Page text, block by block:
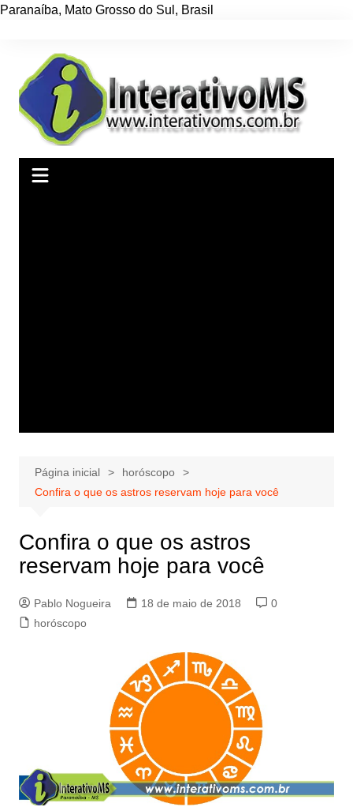
Paranaíba, Mato Grosso do Sul , Brasil
conteúdo
Página inicial
horóscopo
Confira o que os astros reservam hoje para você
Confira o que os astros
reservam hoje para você
Pablo Nogueira 18 de maio de 2018
0
horóscopo